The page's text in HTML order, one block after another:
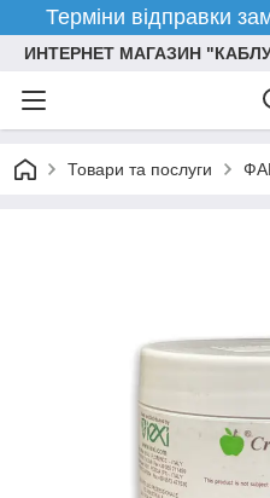
Терміни відправки
ИНТЕРНЕТ МАГАЗИН
Товари та послуги